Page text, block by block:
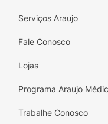
Serviços Araujo
Fale Conosco
Lojas
Programa Araujo
Trabalhe Conosco